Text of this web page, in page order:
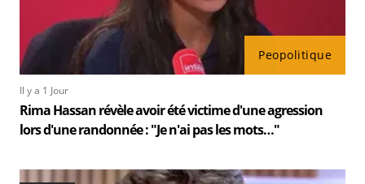
Peopolitique
Il y a 1 Jour
Rima Hassan révèle avoir été victime d'une agression
lors d'une randonnée : "Je n'ai pas les mots…"